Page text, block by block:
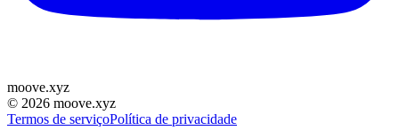
moove.xyz
© 2026 moove.xyz
Termos de serviçoPolítica de privacidade